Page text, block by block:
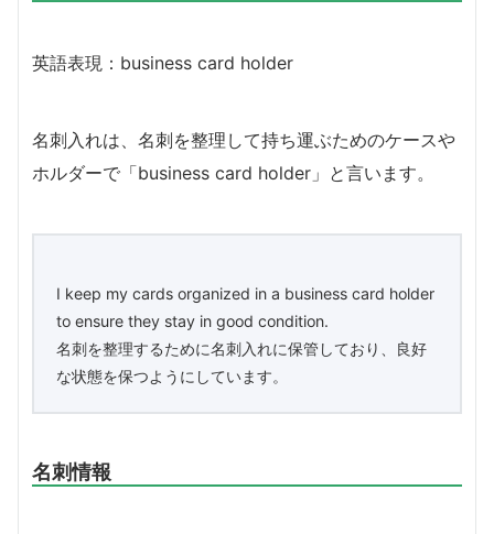
英語表現：business card holder
名刺入れは、名刺を整理して持ち運ぶためのケースや
ホルダーで「business card holder」と言います。
I keep my cards organized in a business card holder
to ensure they stay in good condition.
名刺を整理するために名刺入れに保管しており、良好
な状態を保つようにしています。
名刺情報